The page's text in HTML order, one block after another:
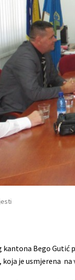
kantona Bego
koja je usmjerena